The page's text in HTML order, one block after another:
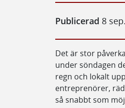
Publicerad 8
Det är stor
under söndagen
regn och lokalt
entreprenörer,
så snabbt som